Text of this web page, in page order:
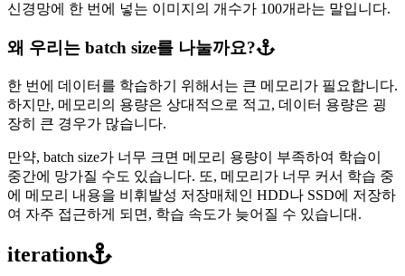
신경망에 한 번에 넣는 이미지의 개수가 100개라는 말입니다.
왜 우리는 batch size를 나눌까요?
한 번에 데이터를 학습하기 위해서는 큰 메모리가 필요합니다.
하지만, 메모리의 용량은 상대적으로 적고, 데이터 용량은 굉
장히 큰 경우가 많습니다.
만약, batch size가 너무 크면 메모리 용량이 부족하여 학습이
중간에 망가질 수도 있습니다. 또, 메모리가 너무 커서 학습 중
에 메모리 내용을 비휘발성 저장매체인 HDD나 SSD에 저장하
여 자주 접근하게 되면, 학습 속도가 늦어질 수 있습니대.
iteration